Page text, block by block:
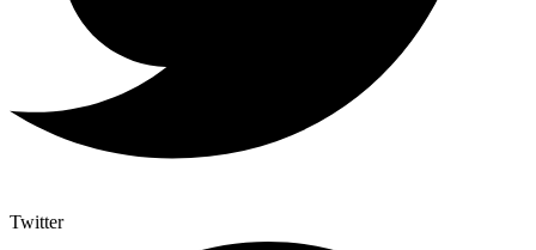
Twitter